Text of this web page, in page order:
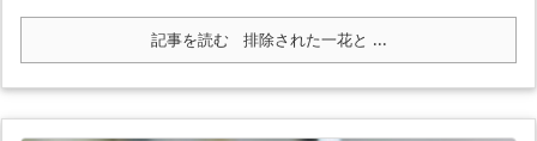
記事を読む 排除された一花と ...